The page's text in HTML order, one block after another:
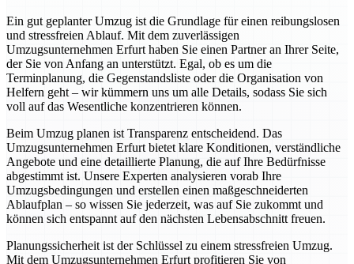
Ein gut geplanter Umzug ist die Grundlage für einen reibungslosen
und stressfreien Ablauf. Mit dem zuverlässigen
Umzugsunternehmen Erfurt haben Sie einen Partner an Ihrer Seite,
der Sie von Anfang an unterstützt. Egal, ob es um die
Terminplanung, die Gegenstandsliste oder die Organisation von
Helfern geht – wir kümmern uns um alle Details, sodass Sie sich
voll auf das Wesentliche konzentrieren können.
Beim Umzug planen ist Transparenz entscheidend. Das
Umzugsunternehmen Erfurt bietet klare Konditionen, verständliche
Angebote und eine detaillierte Planung, die auf Ihre Bedürfnisse
abgestimmt ist. Unsere Experten analysieren vorab Ihre
Umzugsbedingungen und erstellen einen maßgeschneiderten
Ablaufplan – so wissen Sie jederzeit, was auf Sie zukommt und
können sich entspannt auf den nächsten Lebensabschnitt freuen.
Planungssicherheit ist der Schlüssel zu einem stressfreien Umzug.
Mit dem Umzugsunternehmen Erfurt profitieren Sie von